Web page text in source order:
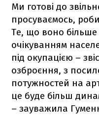
Ми готові до
просуваємось,
Те, що воно більше
очікуванням
під окупацією –
озброєння, з
потужностей на
це буде більш
– зауважила